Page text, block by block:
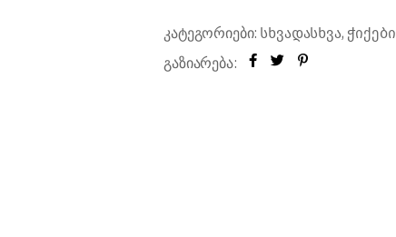
კატეგორიები: სხვადასხვა, ჭიქები
გაზიარება: